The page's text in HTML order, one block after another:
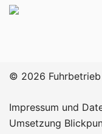
© 2026 Fuhrbetrieb
Impressum und
Umsetzung